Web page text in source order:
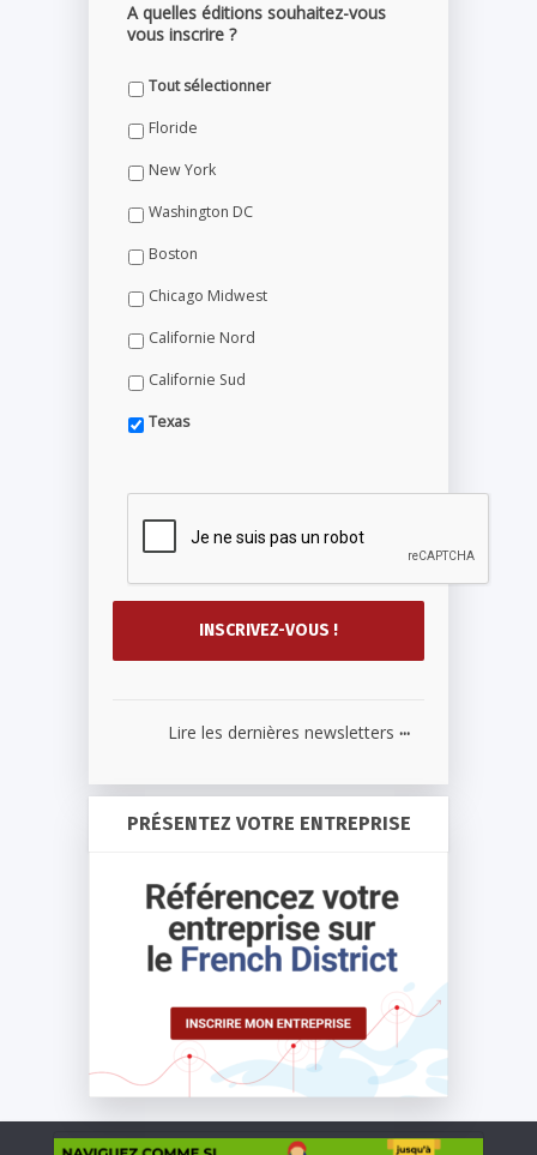
A quelles éditions souhaitez-vous
vous inscrire ?
Tout sélectionner
Floride
New York
Washington DC
Boston
Chicago Midwest
Californie Nord
Californie Sud
Texas
Lire les dernières newsletters ...
PRÉSENTEZ VOTRE ENTREPRISE